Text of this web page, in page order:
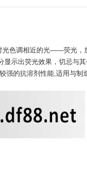
光色调相近的光——荧光，
显示出荧光效果，切忌与
强的抗溶剂性能,适用与制